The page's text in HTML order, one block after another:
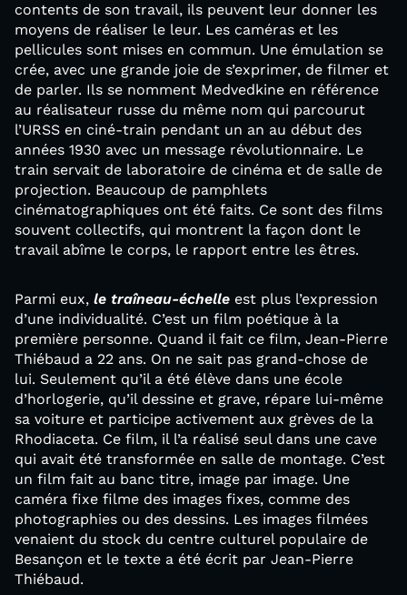
contents de son travail, ils peuvent leur donner les
moyens de réaliser le leur. Les caméras et les
pellicules sont mises en commun. Une émulation se
crée, avec une grande joie de s’exprimer, de filmer et
de parler. Ils se nomment Medvedkine en référence
au réalisateur russe du même nom qui parcourut
l’URSS en ciné-train pendant un an au début des
années 1930 avec un message révolutionnaire. Le
train servait de laboratoire de cinéma et de salle de
projection. Beaucoup de pamphlets
cinématographiques ont été faits. Ce sont des films
souvent collectifs, qui montrent la façon dont le
travail abîme le corps, le rapport entre les êtres.
Parmi eux, le traîneau-échelle est plus l’expression
d’une individualité. C’est un film poétique à la
première personne. Quand il fait ce film, Jean-Pierre
Thiébaud a 22 ans. On ne sait pas grand-chose de
lui. Seulement qu’il a été élève dans une école
d’horlogerie, qu’il dessine et grave, répare lui-même
sa voiture et participe activement aux grèves de la
Rhodiaceta. Ce film, il l’a réalisé seul dans une cave
qui avait été transformée en salle de montage. C’est
un film fait au banc titre, image par image. Une
caméra fixe filme des images fixes, comme des
photographies ou des dessins. Les images filmées
venaient du stock du centre culturel populaire de
Besançon et le texte a été écrit par Jean-Pierre
Thiébaud.